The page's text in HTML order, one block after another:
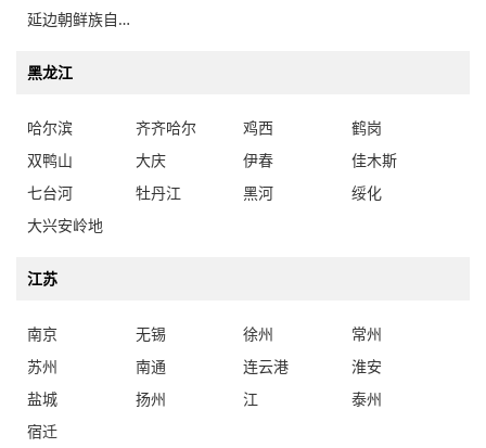
延边朝鲜族自治州
黑龙江
哈尔滨 齐齐哈尔 鸡西
鹤岗
双鸭山
大庆 伊春
佳木斯
七台河
牡丹江 黑河
绥化
大兴安岭地
江苏
南京 无锡 徐州
常州
苏州
南通 连云港
淮安
盐城
扬州 江
泰州
宿迁